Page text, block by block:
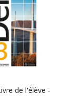
de l'élève -